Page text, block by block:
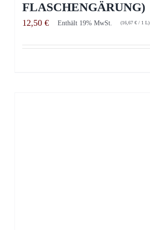
FLASCHENGÄRUNG)
12,50 € Enthält 19% MwSt. (16,67€ / 1 L)